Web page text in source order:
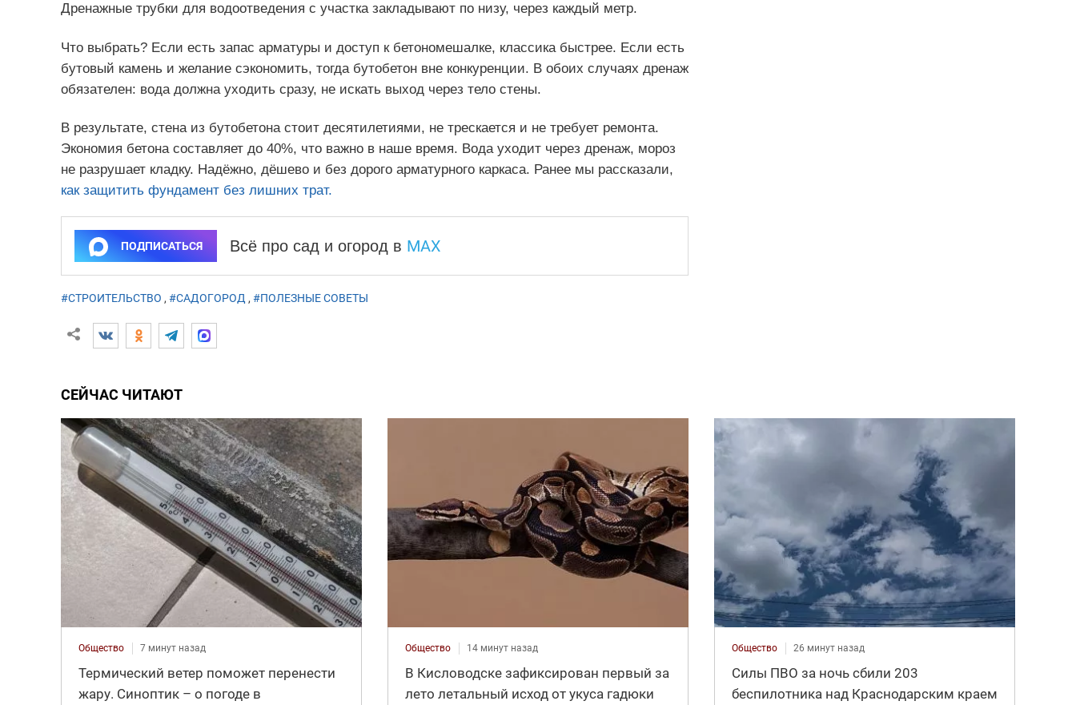
Дренажные трубки для водоотведения с участка закладывают по низу, через каждый метр.
Что выбрать? Если есть запас арматуры и доступ к бетономешалке, классика быстрее. Если есть
бутовый камень и желание сэкономить, тогда бутобетон вне конкуренции. В обоих случаях дренаж
обязателен: вода должна уходить сразу, не искать выход через тело стены.
В результате, стена из бутобетона стоит десятилетиями, не трескается и не требует ремонта.
Экономия бетона составляет до 40%, что важно в наше время. Вода уходит через дренаж, мороз
не разрушает кладку. Надёжно, дёшево и без дорого арматурного каркаса. Ранее мы рассказали,
как защитить фундамент без лишних трат.
ПОДПИСАТЬСЯ Всё про сад и огород в MAX
#СТРОИТЕЛЬСТВО , #САДОГОРОД , #ПОЛЕЗНЫЕ СОВЕТЫ
СЕЙЧАС ЧИТАЮТ
Общество 7 минут назад
Термический ветер поможет перенести
жару. Синоптик – о погоде в
Общество 14 минут назад
В Кисловодске зафиксирован первый за
лето летальный исход от укуса гадюки
Общество 26 минут назад
Силы ПВО за ночь сбили 203
беспилотника над Краснодарским краем